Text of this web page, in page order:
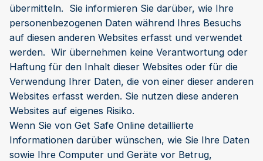
übermitteln. Sie informieren Sie darüber, wie Ihre
personenbezogenen Daten während Ihres Besuchs
auf diesen anderen Websites erfasst und verwendet
werden. Wir übernehmen keine Verantwortung oder
Haftung für den Inhalt dieser Websites oder für die
Verwendung Ihrer Daten, die von einer dieser anderen
Websites erfasst werden. Sie nutzen diese anderen
Websites auf eigenes Risiko.
Wenn Sie von Get Safe Online detaillierte
Informationen darüber wünschen, wie Sie Ihre Daten
sowie Ihre Computer und Geräte vor Betrug,